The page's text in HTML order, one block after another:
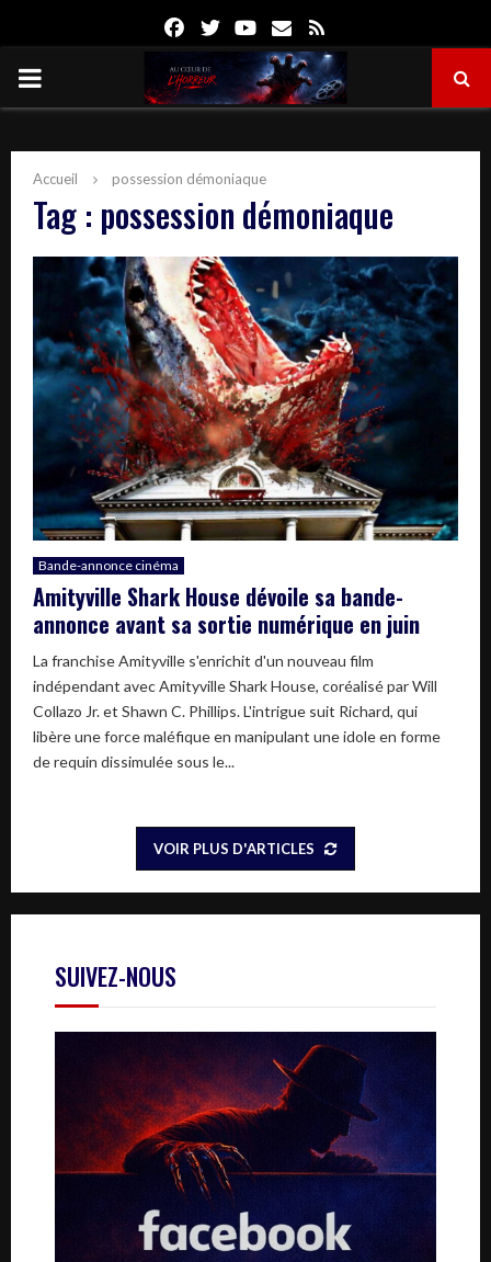
FacebookTwitterYoutube
Email
PRIMARY
Accueil possession démoniaque
Tag : possession démoniaque
Bande-annonce cinéma
Amityville Shark House dévoile sa bande-
annonce avant sa sortie numérique en juin
La franchise Amityville s'enrichit d'un nouveau film
indépendant avec Amityville Shark House, coréalisé par Will
Collazo Jr. et Shawn C. Phillips. L'intrigue suit Richard, qui
libère une force maléfique en manipulant une idole en forme
de requin dissimulée sous le...
VOIR PLUS D'ARTICLES
SUIVEZ-NOUS